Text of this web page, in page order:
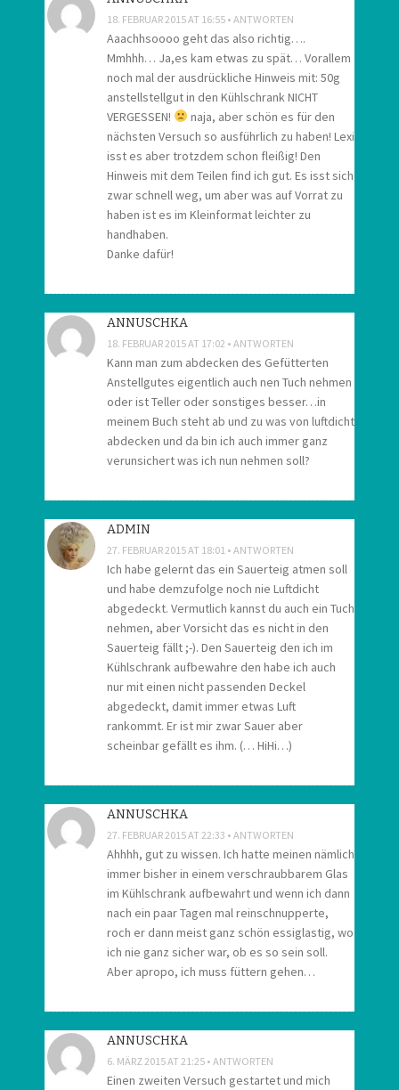
18. FEBRUAR 2015 AT 16:55 ANTWORTEN
Aaachhsoooo geht das also richtig….
Mmhhh… Ja,es kam etwas zu spät… Vorallem
noch mal der ausdrückliche Hinweis mit: 50g
anstellstellgut in den Kühlschrank NICHT
VERGESSEN!
naja, aber schön es für den
nächsten Versuch so ausführlich zu haben! Lexi
isst es aber trotzdem schon fleißig! Den
Hinweis mit dem Teilen find ich gut. Es isst sich
zwar schnell weg, um aber was auf Vorrat zu
haben ist es im Kleinformat leichter zu
handhaben.
Danke dafür!
ANNUSCHKA
18. FEBRUAR 2015 AT 17:02 ANTWORTEN
Kann man zum abdecken des Gefütterten
Anstellgutes eigentlich auch nen Tuch nehmen
oder ist Teller oder sonstiges besser…in
meinem Buch steht ab und zu was von luftdicht
abdecken und da bin ich auch immer ganz
verunsichert was ich nun nehmen soll?
ADMIN
27. FEBRUAR 2015 AT 18:01 ANTWORTEN
Ich habe gelernt das ein Sauerteig atmen soll
und habe demzufolge noch nie Luftdicht
abgedeckt. Vermutlich kannst du auch ein Tuch
nehmen, aber Vorsicht das es nicht in den
Sauerteig fällt ;-). Den Sauerteig den ich im
Kühlschrank aufbewahre den habe ich auch
nur mit einen nicht passenden Deckel
abgedeckt, damit immer etwas Luft
rankommt. Er ist mir zwar Sauer aber
scheinbar gefällt es ihm. (… HiHi…)
ANNUSCHKA
27. FEBRUAR 2015 AT 22:33 ANTWORTEN
Ahhhh, gut zu wissen. Ich hatte meinen nämlich
immer bisher in einem verschraubbarem Glas
im Kühlschrank aufbewahrt und wenn ich dann
nach ein paar Tagen mal reinschnupperte,
roch er dann meist ganz schön essiglastig, wo
ich nie ganz sicher war, ob es so sein soll.
Aber apropo, ich muss füttern gehen…
ANNUSCHKA
6. MÄRZ 2015 AT 21:25 ANTWORTEN
Einen zweiten Versuch gestartet und mich